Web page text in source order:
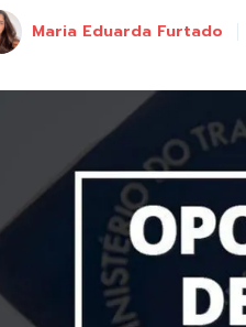
Maria Eduarda Furtado